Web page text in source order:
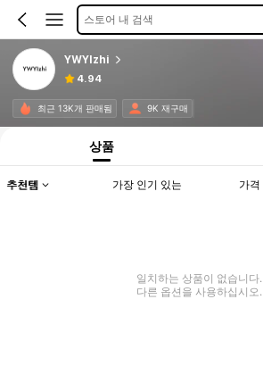
스토어 내 검색
YWYIzhi
4.94
최근 13K개 판매됨 9K 재구매
상품
추천템 가장 인기 있는 가격
일치하는 상품이 없습니다.
다른 옵션을 사용하십시오.